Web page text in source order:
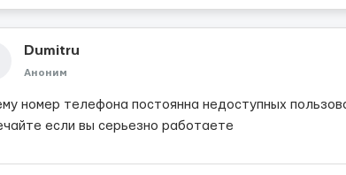
Dumitru
Аноним
номер телефона постоянна недоступных
если вы серьезно работаете